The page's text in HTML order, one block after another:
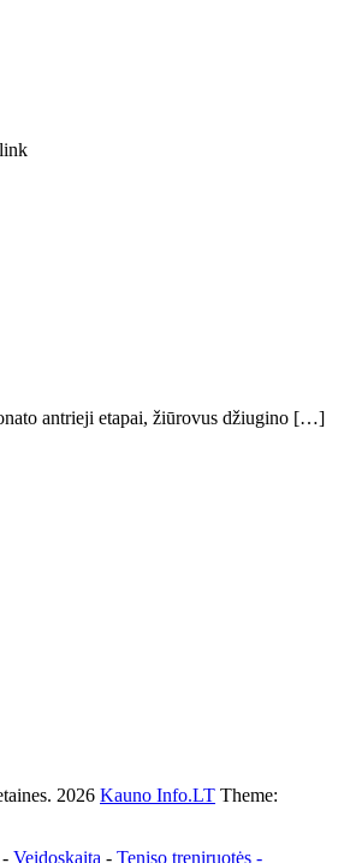
antrieji etapai, žiūrovus džiugino […]
2026 Kauno Info.LT Theme:
- Veidoskaita - Teniso treniruotės -